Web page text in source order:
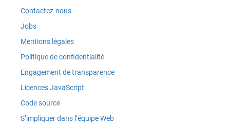
Contactez-nous
Jobs
Mentions légales
Politique de confidentialité
Engagement de transparence
Licences JavaScript
Code source
S’impliquer dans l’équipe Web